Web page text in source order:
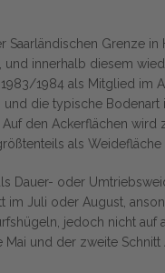
Grenze
innerhalb diesem
1984 als Mitglied im
die typische
den Ackerflächen
als
Dauer- oder
im Juli oder August,
jedoch nicht auf
und der zweite Schnitt